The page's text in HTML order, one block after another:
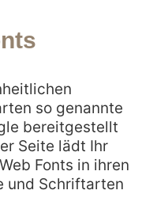
so genannte
bereitgestellt
Seite lädt Ihr
Fonts in ihren
und Schriftarten